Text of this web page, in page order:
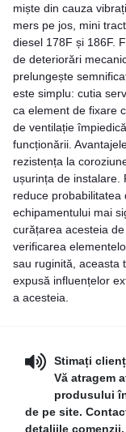
miște din cauza
mers pe jos, mini
diesel 178F și 186F.
de deteriorări
prelungește
este simplu: cutia
ca element de fixare
de ventilație
funcționării.
rezistența la
ușurința de instalare.
reduce probabilitatea
echipamentului mai
curățarea acesteia
verificarea
sau ruginită, aceasta
expusă influențelor
a acesteia.
Stimați
Vă atragem
produsului
de pe site.
detaliile comenzii.